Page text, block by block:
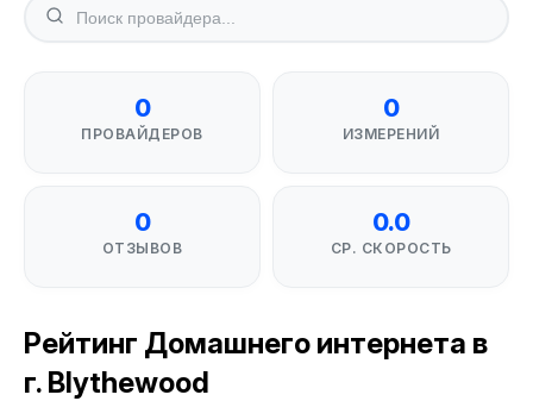
0
ПРОВАЙДЕРОВ
0
ИЗМЕРЕНИЙ
0
ОТЗЫВОВ
0.0
СР. СКОРОСТЬ
Рейтинг Домашнего интернета в
г. Blythewood